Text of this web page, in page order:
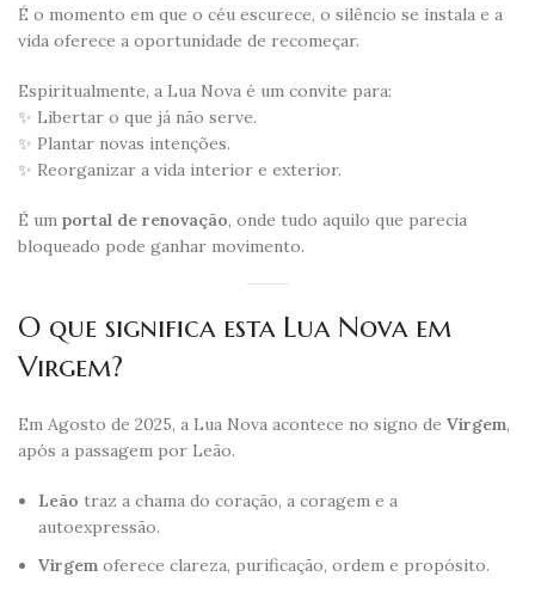
É o momento em que o céu escurece, o silêncio se instala e a
vida oferece a oportunidade de recomeçar.
Espiritualmente, a Lua Nova é um convite para:
✨ Libertar o que já não serve.
✨ Plantar novas intenções.
✨ Reorganizar a vida interior e exterior.
É um portal de renovação, onde tudo aquilo que parecia
bloqueado pode ganhar movimento.
O que significa esta Lua Nova em
Virgem?
Em Agosto de 2025, a Lua Nova acontece no signo de Virgem,
após a passagem por Leão.
Leão traz a chama do coração, a coragem e a
autoexpressão.
Virgem oferece clareza, purificação, ordem e propósito.